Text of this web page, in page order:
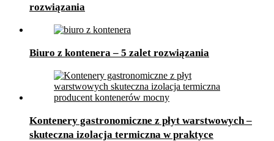
rozwiązania
Biuro z kontenera – 5 zalet rozwiązania
Kontenery gastronomiczne z płyt warstwowych –
skuteczna izolacja termiczna w praktyce